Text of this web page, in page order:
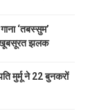
‘तबस्सुम’
खूबसूरत झलक
मुर्मू ने 22 बुनकरों